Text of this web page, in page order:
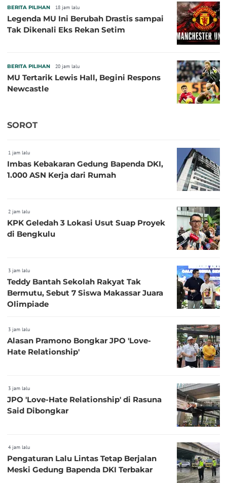
BERITA PILIHAN 18 jam lalu
Legenda MU Ini Berubah Drastis sampai
Tak Dikenali Eks Rekan Setim
BERITA PILIHAN 20 jam lalu
MU Tertarik Lewis Hall, Begini Respons
Newcastle
SOROT
1 jam lalu
Imbas Kebakaran Gedung Bapenda DKI,
1.000 ASN Kerja dari Rumah
2 jam lalu
KPK Geledah 3 Lokasi Usut Suap Proyek
di Bengkulu
3 jam lalu
Teddy Bantah Sekolah Rakyat Tak
Bermutu, Sebut 7 Siswa Makassar Juara
Olimpiade
3 jam lalu
Alasan Pramono Bongkar JPO 'Love-
Hate Relationship'
3 jam lalu
JPO 'Love-Hate Relationship' di Rasuna
Said Dibongkar
4 jam lalu
Pengaturan Lalu Lintas Tetap Berjalan
Meski Gedung Bapenda DKI Terbakar